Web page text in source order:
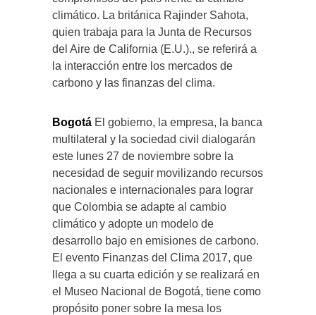
climático. La británica Rajinder Sahota,
quien trabaja para la Junta de Recursos
del Aire de California (E.U.)., se referirá a
la interacción entre los mercados de
carbono y las finanzas del clima.
Bogotá El gobierno, la empresa, la banca
multilateral y la sociedad civil dialogarán
este lunes 27 de noviembre sobre la
necesidad de seguir movilizando recursos
nacionales e internacionales para lograr
que Colombia se adapte al cambio
climático y adopte un modelo de
desarrollo bajo en emisiones de carbono.
El evento Finanzas del Clima 2017, que
llega a su cuarta edición y se realizará en
el Museo Nacional de Bogotá, tiene como
propósito poner sobre la mesa los